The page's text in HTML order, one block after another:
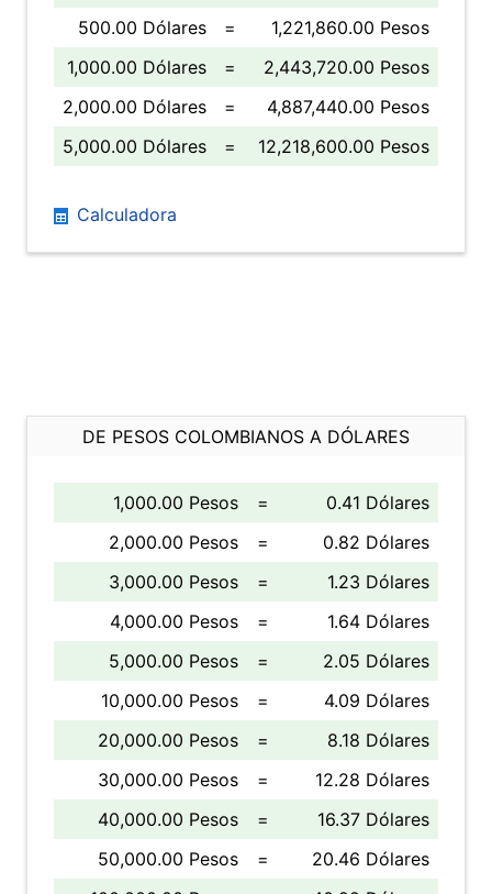
500.00 Dólares
=
1,221,860.00 Pesos
1,000.00 Dólares
=
2,443,720.00 Pesos
2,000.00 Dólares
=
4,887,440.00 Pesos
5,000.00 Dólares
= 12,218,600.00 Pesos
Calculadora
DE PESOS COLOMBIANOS A DÓLARES
1,000.00 Pesos =
0.41 Dólares
2,000.00 Pesos
=
0.82 Dólares
3,000.00 Pesos
=
1.23 Dólares
4,000.00 Pesos
=
1.64 Dólares
5,000.00 Pesos
=
2.05 Dólares
10,000.00 Pesos
=
4.09 Dólares
20,000.00 Pesos
=
8.18 Dólares
30,000.00 Pesos
=
12.28 Dólares
40,000.00 Pesos
=
16.37 Dólares
50,000.00 Pesos
=
20.46 Dólares